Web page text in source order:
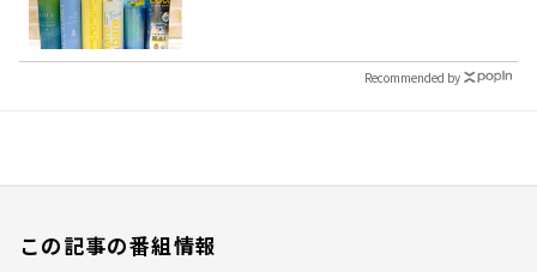
Recommended by
この記事の番組情報